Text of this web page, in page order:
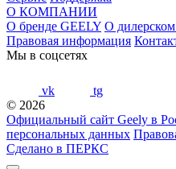
О КОМПАНИИ
О бренде GEELY О
Правовая информация
Мы в соцсетях
vk
tg
© 2026
Официальный сайт Geely в
персональных данных
Сделано в ПЕРКС